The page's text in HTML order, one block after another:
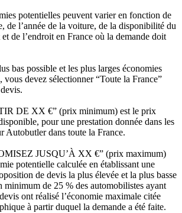
potentielles peuvent varier en fonction de
de l’année de la voiture, de la disponibilité du
de l’endroit en France où la demande doit
bas possible et les plus larges économies
vous devez sélectionner “Toute la France”
DE XX €” (prix minimum) est le prix
pour une prestation donnée dans les
Autobutler dans toute la France.
JUSQU’À XX €” (prix maximum)
potentielle calculée en établissant une
de devis la plus élevée et la plus basse
minimum de 25 % des automobilistes ayant
ont réalisé l’économie maximale citée
à partir duquel la demande a été faite.